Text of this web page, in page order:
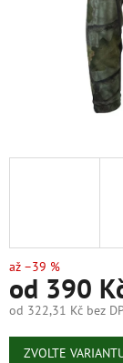
až –39 %
od 390
od 322,31 Kč bez
Měrná
cena:
ZVOLTE